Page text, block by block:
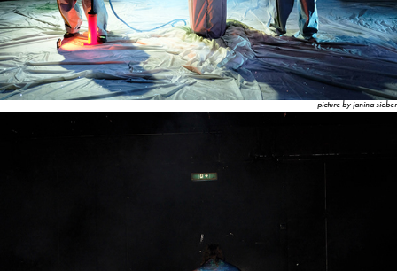
picture by janina sieber